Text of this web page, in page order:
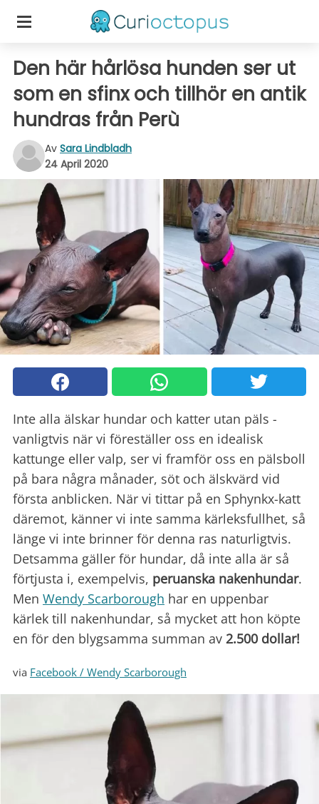
Den här hårlösa hunden ser ut
som en sfinx och tillhör en antik
hundras från Perù
Av Sara Lindbladh
24 April 2020
Inte alla älskar hundar och katter utan päls -
vanligtvis när vi föreställer oss en idealisk
kattunge eller valp, ser vi framför oss en pälsboll
på bara några månader, söt och älskvärd vid
första anblicken. När vi tittar på en Sphynkx-katt
däremot, känner vi inte samma kärleksfullhet, så
länge vi inte brinner för denna ras naturligtvis.
Detsamma gäller för hundar, då inte alla är så
förtjusta i, exempelvis, peruanska nakenhundar.
Men Wendy Scarborough har en uppenbar
kärlek till nakenhundar, så mycket att hon köpte
en för den blygsamma summan av 2.500 dollar!
via Facebook / Wendy Scarborough